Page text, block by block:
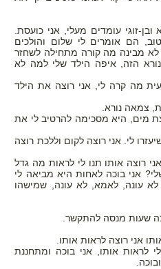
זוגי עומדים מעלי, אני כועסת.
הם אומרים לי שלום והולכים
מתחילה לשחזר
הזה, איפה הילד שלי למה לא
מה קרה לי, אני רוצה את הילד
צמאה נורא.
מים, היא מסכימה להרטיב לי את
לי. אני רוצה לקום וללכת רוצה
רוצה אותו תנו לי לראות מה גדל
שלי? אני בוכה לאחות היא מביאה לי
לא עונה, לאמא, לא עונה, שמישהו
שעות מנסה להתקשר.
אני רוצה לראות אותו.
לראות אותו, אני בוכה ומתחננת